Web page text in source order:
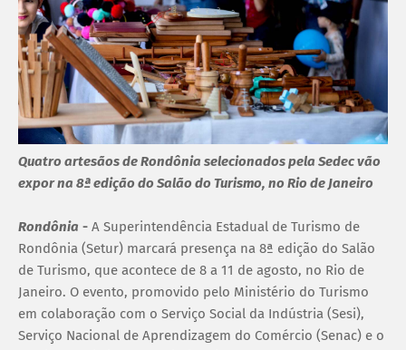
Quatro artesãos de Rondônia selecionados pela Sedec vão
expor na 8ª edição do Salão do Turismo, no Rio de Janeiro
Rondônia - A Superintendência Estadual de Turismo de
Rondônia (Setur) marcará presença na 8ª edição do Salão
de Turismo, que acontece de 8 a 11 de agosto, no Rio de
Janeiro. O evento, promovido pelo Ministério do Turismo
em colaboração com o Serviço Social da Indústria (Sesi),
Serviço Nacional de Aprendizagem do Comércio (Senac) e o